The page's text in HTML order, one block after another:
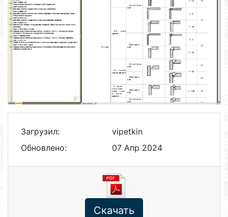
Загрузил:
vipetkin
Обновлено:
07 Апр 2024
Скачать